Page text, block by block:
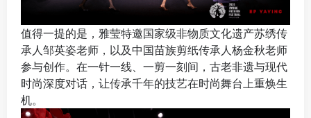
值得一提的是，雅莹特邀国家级非物质文化遗产苏绣传
承人邹英姿老师，以及中国苗族剪纸传承人杨金秋老师
参与创作。在一针一线、一剪一刻间，古老非遗与现代
时尚深度对话，让传承千年的技艺在时尚舞台上重焕生
机。